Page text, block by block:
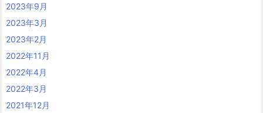
2023年9月
2023年3月
2023年2月
2022年11月
2022年4月
2022年3月
2021年12月